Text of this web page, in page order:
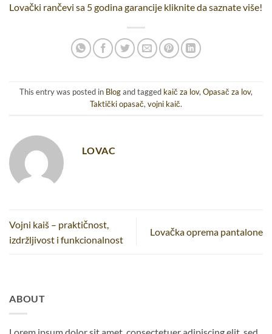
Lovački rančevi sa 5 godina garancije kliknite da saznate više!
This entry was posted in Blogand tagged kaič za lov, Opasač za lov,
Taktički opasač, vojni kaič.
LOVAC
Vojni kaiš – praktičnost,
izdržljivost i funkcionalnost
Lovačka oprema pantalone
ABOUT
Lorem ipsum dolor sit amet, consectetuer adipiscing elit, sed